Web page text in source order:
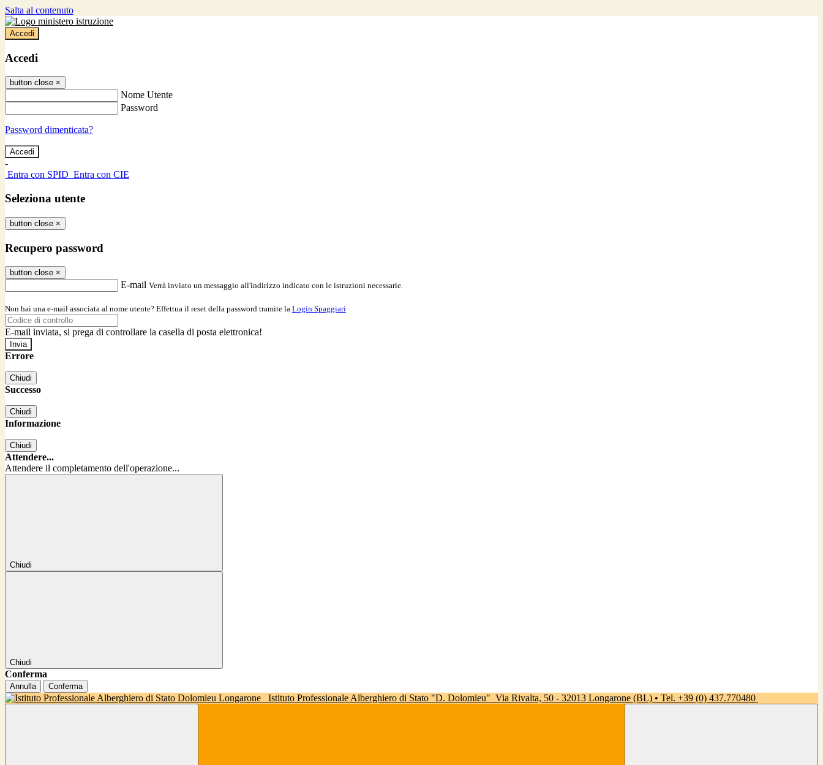
Salta al contenuto
Accedi
Accedi
button close ×
Nome Utente
Password
Password dimenticata?
-
Entra con SPID Entra con CIE
Seleziona utente
button close ×
Recupero password
button close ×
E-mail Verrà inviato un messaggio all'indirizzo indicato con le istruzioni necessarie.
Non hai una e-mail associata al nome utente? Effettua il reset della password tramite la Login Spaggiari
E-mail inviata, si prega di controllare la casella di posta elettronica!
Errore
Chiudi
Successo
Chiudi
Informazione
Chiudi
Attendere...
Attendere il completamento dell'operazione...
Chiudi
Chiudi
Conferma
Annulla Conferma
Istituto Professionale Alberghiero di Stato "D. Dolomieu" Via Rivalta, 50 - 32013 Longarone (BL) • Tel. +39 (0) 437.770480